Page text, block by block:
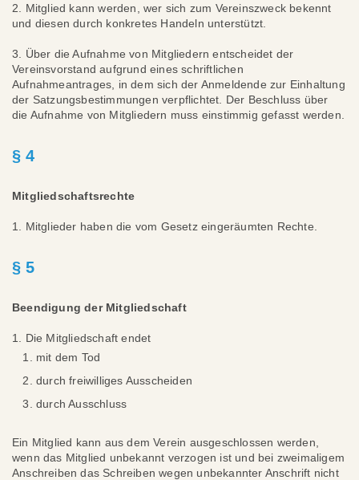
2. Mitglied kann werden, wer sich zum Vereinszweck bekennt
und diesen durch konkretes Handeln unterstützt.
3. Über die Aufnahme von Mitgliedern entscheidet der
Vereinsvorstand aufgrund eines schriftlichen
Aufnahmeantrages, in dem sich der Anmeldende zur Einhaltung
der Satzungsbestimmungen verpflichtet. Der Beschluss über
die Aufnahme von Mitgliedern muss einstimmig gefasst werden.
§ 4
Mitgliedschaftsrechte
1. Mitglieder haben die vom Gesetz eingeräumten Rechte.
§ 5
Beendigung der Mitgliedschaft
1. Die Mitgliedschaft endet
mit dem Tod
durch freiwilliges Ausscheiden
durch Ausschluss
Ein Mitglied kann aus dem Verein ausgeschlossen werden,
wenn das Mitglied unbekannt verzogen ist und bei zweimaligem
Anschreiben das Schreiben wegen unbekannter Anschrift nicht